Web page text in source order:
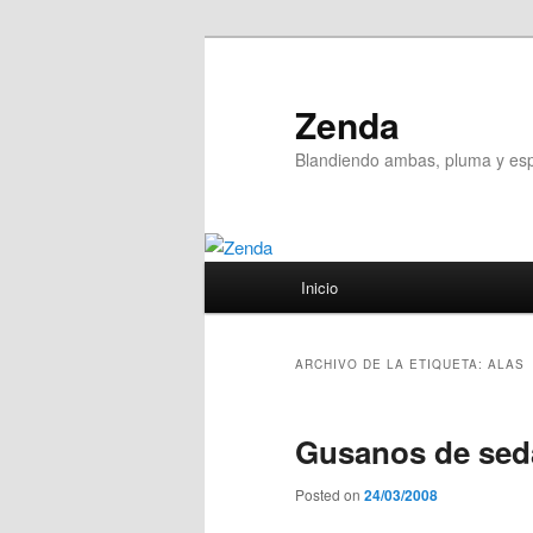
Zenda
Blandiendo ambas, pluma y
Inicio
ARCHIVO DE LA ETIQUETA: ALAS
Gusanos de
Posted on 24/03/2008